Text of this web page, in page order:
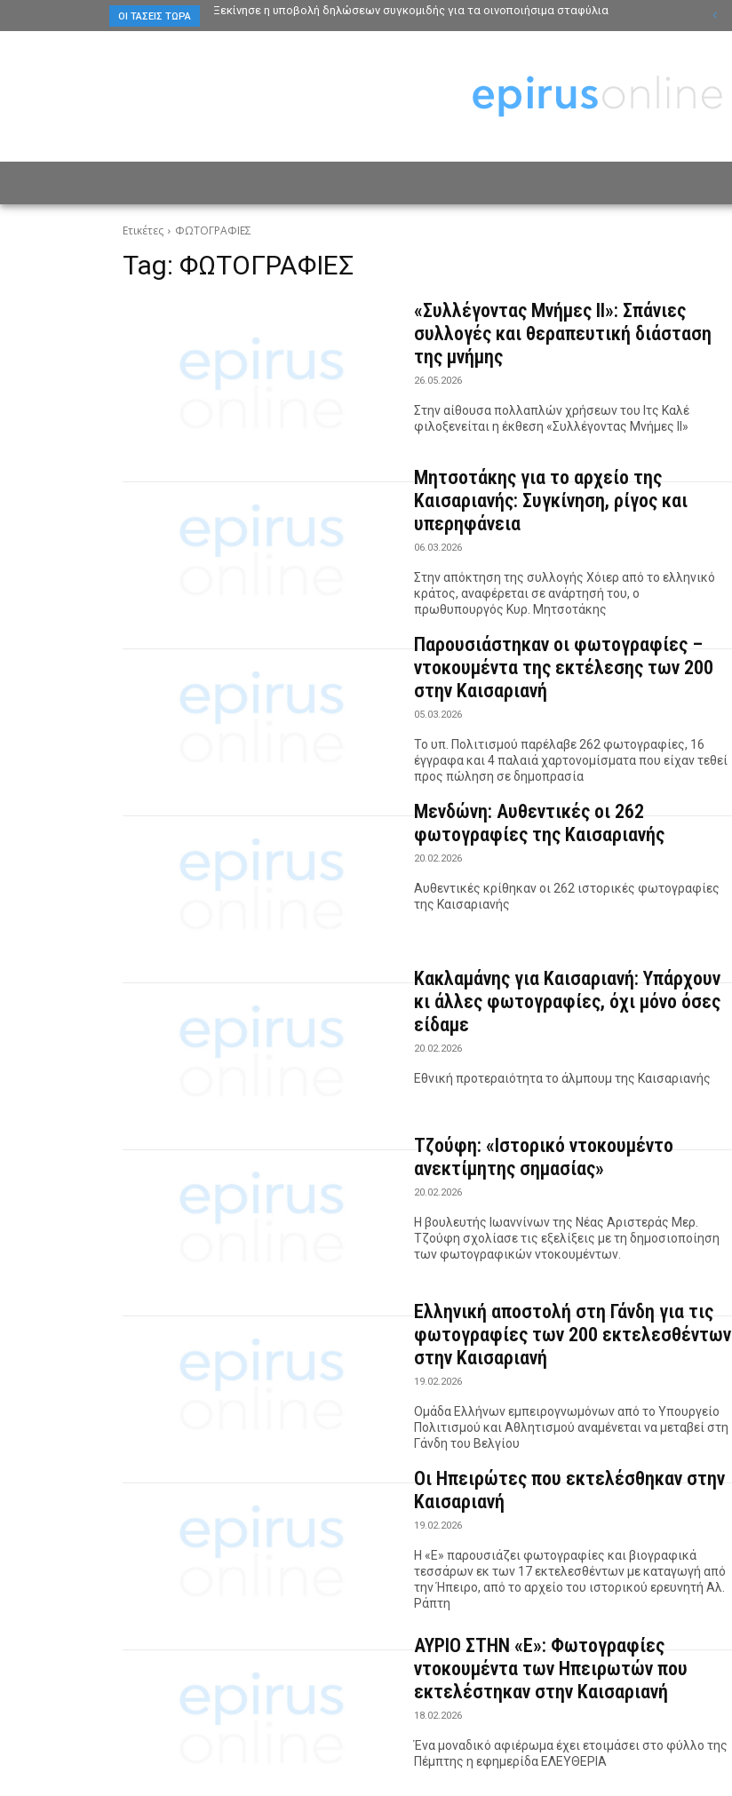
ΟΙ ΤΆΣΕΙΣ ΤΏΡΑ Ξεκίνησε η υποβολή δηλώσεων συγκομιδής για τα οινοποιήσιμα σταφύλια
Ετικέτες ΦΩΤΟΓΡΑΦΙΕΣ
Tag: ΦΩΤΟΓΡΑΦΙΕΣ
«Συλλέγοντας Μνήμες II»: Σπάνιες
συλλογές και θεραπευτική διάσταση
της μνήμης
26.05.2026
Στην αίθουσα πολλαπλών χρήσεων του Ιτς Καλέ
φιλοξενείται η έκθεση «Συλλέγοντας Μνήμες II»
Μητσοτάκης για το αρχείο της
Καισαριανής: Συγκίνηση, ρίγος και
υπερηφάνεια
06.03.2026
Στην απόκτηση της συλλογής Χόιερ από το ελληνικό
κράτος, αναφέρεται σε ανάρτησή του, ο
πρωθυπουργός Κυρ. Μητσοτάκης
Παρουσιάστηκαν οι φωτογραφίες –
ντοκουμέντα της εκτέλεσης των 200
στην Καισαριανή
05.03.2026
Το υπ. Πολιτισμού παρέλαβε 262 φωτογραφίες, 16
έγγραφα και 4 παλαιά χαρτονομίσματα που είχαν τεθεί
προς πώληση σε δημοπρασία
Μενδώνη: Αυθεντικές οι 262
φωτογραφίες της Καισαριανής
20.02.2026
Αυθεντικές κρίθηκαν οι 262 ιστορικές φωτογραφίες
της Καισαριανής
Κακλαμάνης για Καισαριανή: Υπάρχουν
κι άλλες φωτογραφίες, όχι μόνο όσες
είδαμε
20.02.2026
Εθνική προτεραιότητα το άλμπουμ της Καισαριανής
Τζούφη: «Ιστορικό ντοκουμέντο
ανεκτίμητης σημασίας»
20.02.2026
Η βουλευτής Ιωαννίνων της Νέας Αριστεράς Μερ.
Τζούφη σχολίασε τις εξελίξεις με τη δημοσιοποίηση
των φωτογραφικών ντοκουμέντων.
Ελληνική αποστολή στη Γάνδη για τις
φωτογραφίες των 200 εκτελεσθέντων
στην Καισαριανή
19.02.2026
Ομάδα Ελλήνων εμπειρογνωμόνων από το Υπουργείο
Πολιτισμού και Αθλητισμού αναμένεται να μεταβεί στη
Γάνδη του Βελγίου
Οι Ηπειρώτες που εκτελέσθηκαν στην
Καισαριανή
19.02.2026
Η «Ε» παρουσιάζει φωτογραφίες και βιογραφικά
τεσσάρων εκ των 17 εκτελεσθέντων με καταγωγή από
την Ήπειρο, από το αρχείο του ιστορικού ερευνητή Αλ.
Ράπτη
ΑΥΡΙΟ ΣΤΗΝ «Ε»: Φωτογραφίες
ντοκουμέντα των Ηπειρωτών που
εκτελέστηκαν στην Καισαριανή
18.02.2026
Ένα μοναδικό αφιέρωμα έχει ετοιμάσει στο φύλλο της
Πέμπτης η εφημερίδα ΕΛΕΥΘΕΡΙΑ